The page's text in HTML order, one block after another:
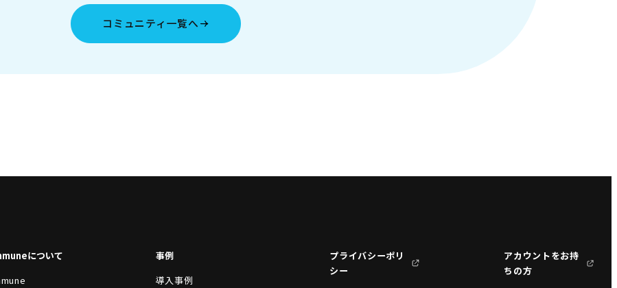
コミュニティ一覧へ
について
事例
導入事例
プライバシーポリ
シー
アカウントをお持
ちの方